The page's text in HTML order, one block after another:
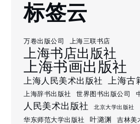
标签云
万卷出版公司 上海三联书店
上海书店出版社
上海书画出版社
上海人民美术出版社 上海古
上海辞书出版社 世界图书出版公司
人民美术出版社 北京大学出版社
华东师范大学出版社 叶潞渊 吉林美